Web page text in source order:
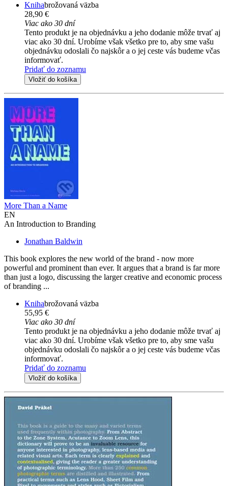
Knihabrožovaná väzba
28,90 €
Viac ako 30 dní
Tento produkt je na objednávku a jeho dodanie môže trvať aj
viac ako 30 dní. Urobíme však všetko pre to, aby sme vašu
objednávku odoslali čo najskôr a o jej ceste vás budeme včas
informovať.
Pridať do zoznamu
Vložiť do košíka
More Than a Name
EN
An Introduction to Branding
Jonathan Baldwin
This book explores the new world of the brand - now more
powerful and prominent than ever. It argues that a brand is far more
than just a logo, discussing the larger creative and economic process
of branding ...
Knihabrožovaná väzba
55,95 €
Viac ako 30 dní
Tento produkt je na objednávku a jeho dodanie môže trvať aj
viac ako 30 dní. Urobíme však všetko pre to, aby sme vašu
objednávku odoslali čo najskôr a o jej ceste vás budeme včas
informovať.
Pridať do zoznamu
Vložiť do košíka